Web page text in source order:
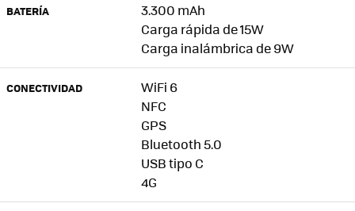
BATERÍA
3.300 mAh
Carga rápida de 15W
Carga inalámbrica de 9W
CONECTIVIDAD
WiFi 6
NFC
GPS
Bluetooth 5.0
USB tipo C
4G